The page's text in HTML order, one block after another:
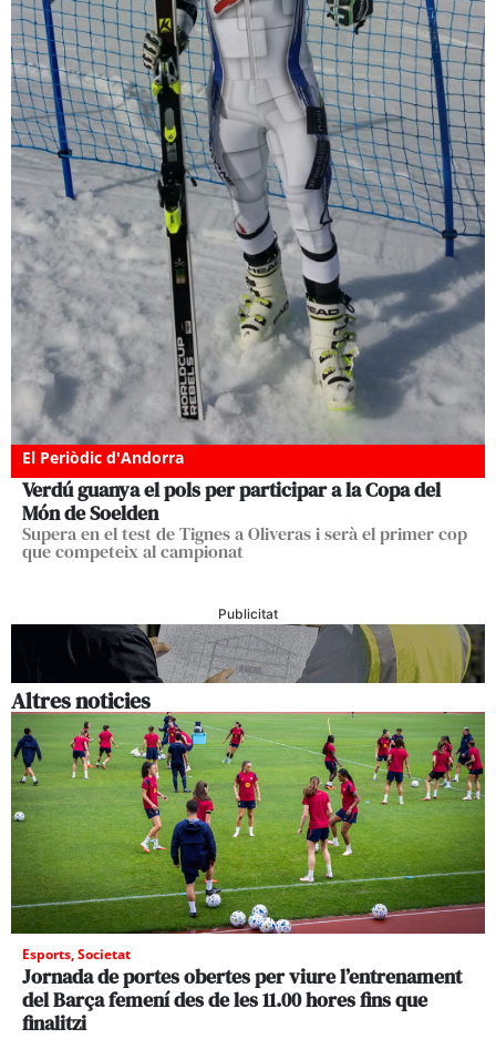
El Periòdic d'Andorra
Verdú guanya el pols per participar a la Copa del
Món de Soelden
Supera en el test de Tignes a Oliveras i serà el primer cop
que competeix al campionat
Publicitat
Altres noticies
Esports,Societat
Jornada de portes obertes per viure l’entrenament
del Barça femení des de les 11.00 hores fins que
finalitzi